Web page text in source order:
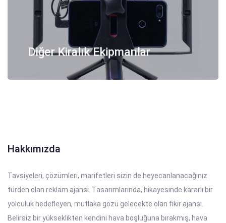
Diğer Kiralık Ekipmanlar
Hakkımızda
Tavsiyeleri, çözümleri, marifetleri sizin de heyecanlanacağınız
türden olan reklam ajansı. Tasarımlarında, hikayesinde kararlı bir
yolculuk hedefleyen, mutlaka gözü gelecekte olan fikir ajansı.
Belirsiz bir yükseklikten kendini hava boşluğuna bırakmış, hava